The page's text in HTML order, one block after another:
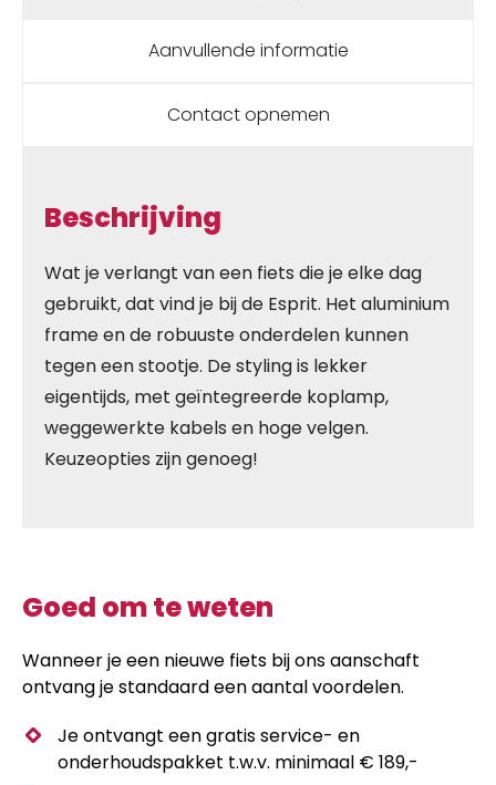
Aanvullende informatie
Contact opnemen
Beschrijving
Wat je verlangt van een fiets die je elke dag
gebruikt, dat vind je bij de Esprit. Het aluminium
frame en de robuuste onderdelen kunnen
tegen een stootje. De styling is lekker
eigentijds, met geïntegreerde koplamp,
weggewerkte kabels en hoge velgen.
Keuzeopties zijn genoeg!
Goed om te weten
Wanneer je een nieuwe fiets bij ons aanschaft
ontvang je standaard een aantal voordelen.
Je ontvangt een gratis service- en
onderhoudspakket t.w.v. minimaal € 189,-